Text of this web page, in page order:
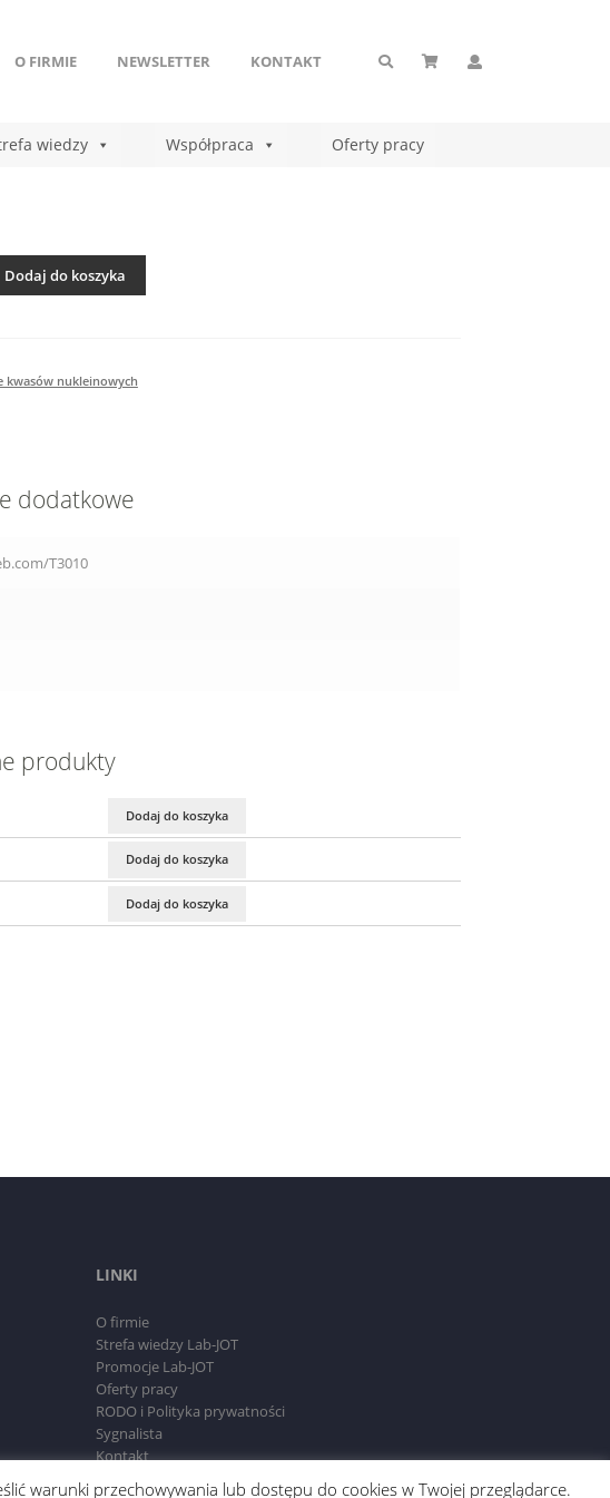
O FIRMIE NEWSLETTER KONTAKT
wiedzy Współpraca Oferty pracy
Dodaj do koszyka
kwasów nukleinowych
dodatkowe
T3010
produkty
Dodaj do koszyka
Dodaj do koszyka
Dodaj do koszyka
LINKI
O firmie
Strefa wiedzy Lab-JOT
Promocje Lab-JOT
Oferty pracy
RODO i Polityka prywatności
Sygnalista
Kontakt
warunki przechowywania lub dostępu do cookies w Twojej przeglądarce.